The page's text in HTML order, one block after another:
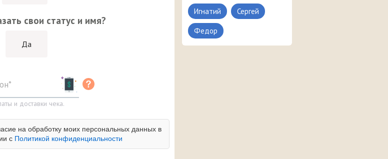
Игнатий Сергей
Федор
свои статус и имя?
Да
и доставки чека.
на обработку моих персональных данных в
с Политикой конфиденциальности